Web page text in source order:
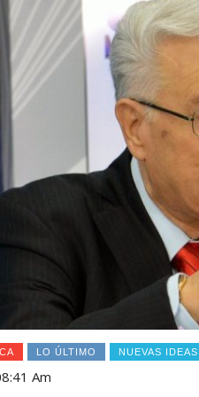
LO ÚLTIMO NUEVAS IDEAS
Am